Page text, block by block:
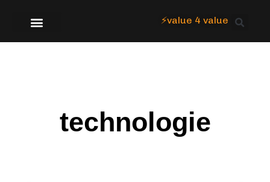
⚡value 4 value
technologie